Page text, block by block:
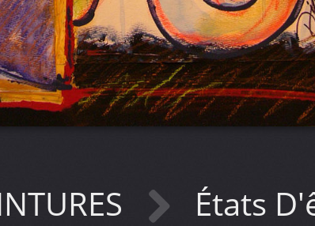
États